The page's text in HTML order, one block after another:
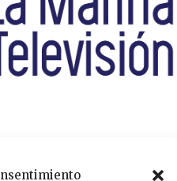
una amplia gama de
y gustos de cualquier